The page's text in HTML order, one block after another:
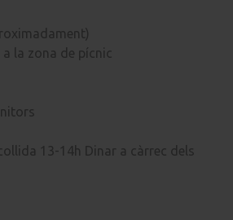
la zona de pícnic
13-14h Dinar a càrrec dels